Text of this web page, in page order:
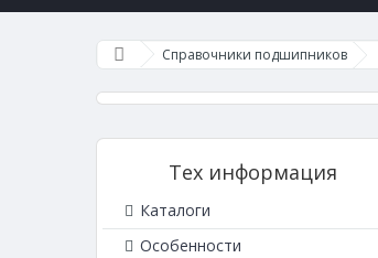
Справочники подшипников
Тех информация
Каталоги
Особенности